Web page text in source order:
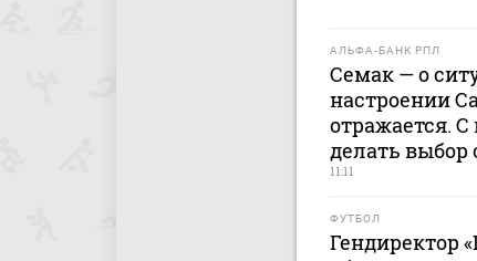
АЛЬФА-БАНК РПЛ
Семак — о
настроении
отражается.
делать выбор
11:11
ФУТБОЛ
Гендиректор